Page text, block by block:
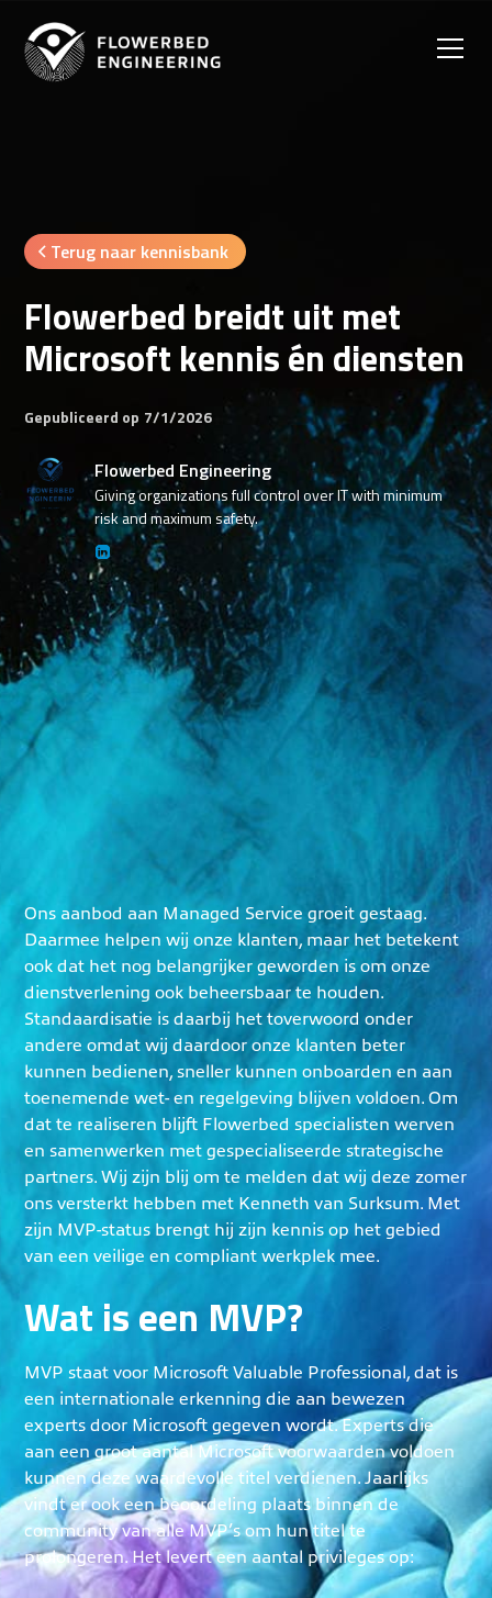
Terug naar kennisbank
Flowerbed breidt uit met
Microsoft kennis én diensten
Gepubliceerd op 7/1/2026
Flowerbed Engineering
Giving organizations full control over IT with minimum
risk and maximum safety.
Ons aanbod aan Managed Service groeit gestaag.
Daarmee helpen wij onze klanten, maar het betekent
ook dat het nog belangrijker geworden is om onze
dienstverlening ook beheersbaar te houden.
Standaardisatie is daarbij het toverwoord onder
andere omdat wij daardoor onze klanten beter
kunnen bedienen, sneller kunnen onboarden en aan
toenemende wet- en regelgeving blijven voldoen. Om
dat te realiseren blijft Flowerbed specialisten werven
en samenwerken met gespecialiseerde strategische
partners. Wij zijn blij om te melden dat wij deze zomer
ons versterkt hebben met Kenneth van Surksum. Met
zijn MVP-status brengt hij zijn kennis op het gebied
van een veilige en compliant werkplek mee.
Wat is een MVP?
MVP staat voor Microsoft Valuable Professional, dat is
een internationale erkenning die aan bewezen
experts door Microsoft gegeven wordt. Experts die
aan een groot aantal Microsoft voorwaarden voldoen
kunnen deze waardevolle titel verdienen. Jaarlijks
vindt er ook een beoordeling plaats binnen de
community van alle MVP’s om hun titel te
prolongeren. Het levert een aantal privileges op: